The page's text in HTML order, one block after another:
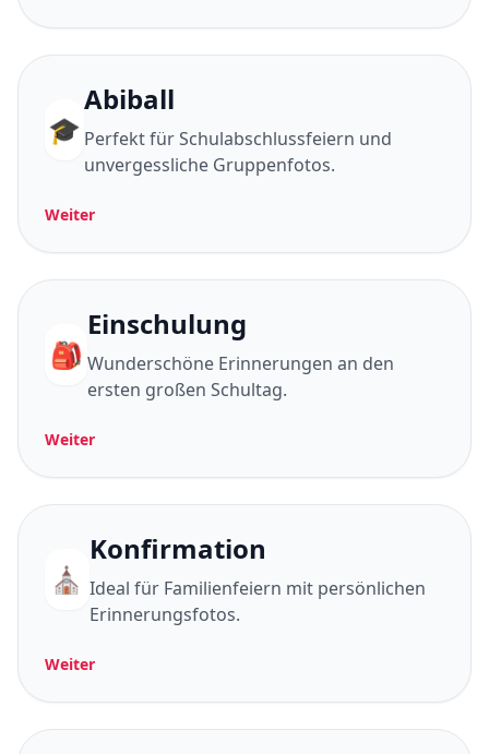
🎓
Abiball
Perfekt für Schulabschlussfeiern und
unvergessliche Gruppenfotos.
Weiter
🎒
Einschulung
Wunderschöne Erinnerungen an den
ersten großen Schultag.
Weiter
⛪
Konfirmation
Ideal für Familienfeiern mit persönlichen
Erinnerungsfotos.
Weiter